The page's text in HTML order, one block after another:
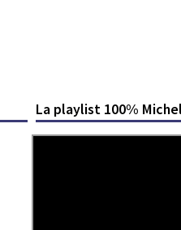
La playlist 100%